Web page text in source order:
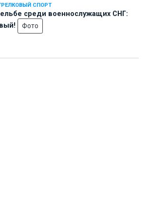
СПОРТ
среди военнослужащих СНГ:
Фото